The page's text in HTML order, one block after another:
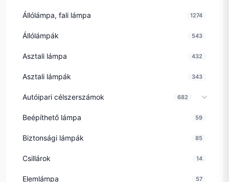
Állólámpa, fali lámpa 1274
Állólámpák 543
Asztali lámpa 432
Asztali lámpák 343
Autóipari célszerszámok 682
Beépíthető lámpa 59
Biztonsági lámpák 85
Csillárok 14
Elemlámpa 57